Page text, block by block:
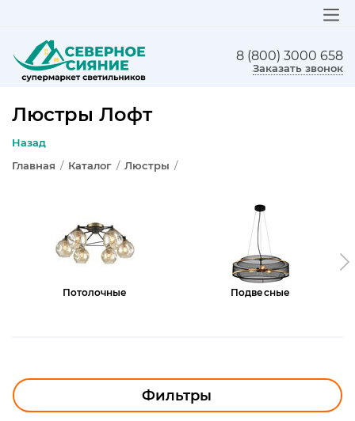
8 (800) 3000 658
Заказать звонок
Люстры Лофт
Назад
Главная / Каталог / Люстры /
Потолочные Подвесные
Фильтры
ЛЮСТРЫ
БРА И ПОДСВЕТКА
НАСТОЛЬНЫЕ ЛАМПЫ
СВЕТИЛЬНИКИ КАК В ИКЕА
ОФИСНОЕ ОСВЕЩЕНИЕ